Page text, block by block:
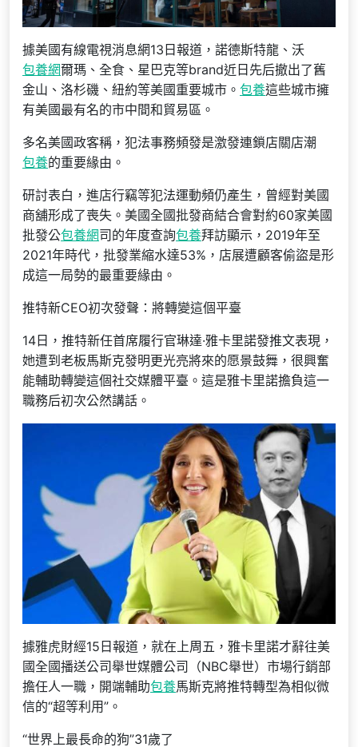
據美國有線電視消息網13日報道，諾德斯特龍、沃
包養網爾瑪、全食、星巴克等brand近日先后撤出了舊
金山、洛杉磯、紐約等美國重要城市。 包養這些城市擁
有美國最有名的市中間和貿易區。
多名美國政客稱，犯法事務頻發是激發連鎖店關店潮
包養的重要緣由。
研討表白，進店行竊等犯法運動頻仍產生，曾經對美國
商舖形成了喪失。美國全國批發商結合會對約60家美國
批發公包養網司的年度查詢包養拜訪顯示，2019年至
2021年時代，批發業縮水達53%，店展遭顧客偷盜是形
成這一局勢的最重要緣由。
推特新CEO初次發聲：將轉變這個平臺
14日，推特新任首席履行官琳達·雅卡里諾發推文表現，
她遭到老板馬斯克發明更光亮將來的愿景鼓舞，很興奮
能輔助轉變這個社交媒體平臺。這是雅卡里諾擔負這一
職務后初次公然講話。
據雅虎財經15日報道，就在上周五，雅卡里諾才辭往美
國全國播送公司舉世媒體公司（NBC舉世）市場行銷部
擔任人一職，開端輔助包養馬斯克將推特轉型為相似微
信的“超等利用”。
“世界上最長命的狗”31歲了